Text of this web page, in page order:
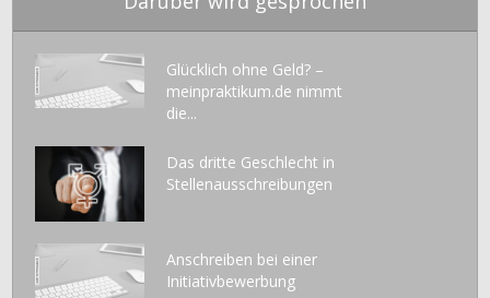
Glücklich ohne Geld? –
meinpraktikum.de nimmt
die...
Das dritte Geschlecht in
Stellenausschreibungen
Anschreiben bei einer
Initiativbewerbung